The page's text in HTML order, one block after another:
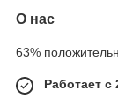
О нас
63%
Работает с